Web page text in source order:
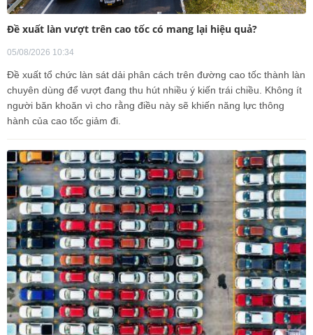
Đề xuất làn vượt trên cao tốc có mang lại hiệu quả?
05/08/2026 10:34
Đề xuất tổ chức làn sát dải phân cách trên đường cao tốc thành làn
chuyên dùng để vượt đang thu hút nhiều ý kiến trái chiều. Không ít
người băn khoăn vì cho rằng điều này sẽ khiến năng lực thông
hành của cao tốc giảm đi.